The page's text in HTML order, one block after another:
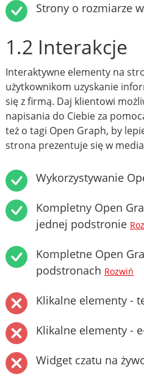
Strony o rozmiarze
1.2 Interakcje
Interaktywne elementy na
użytkownikom uzyskanie
się z firmą. Daj klientowi
napisania do Ciebie za
też o tagi Open Graph, by
strona prezentuje się w
Wykorzystywanie
Kompletny Open
jednej podstronie
Kompletne Open
podstronach Rozwiń
Klikalne elementy -
Klikalne elementy -
Widget czatu na